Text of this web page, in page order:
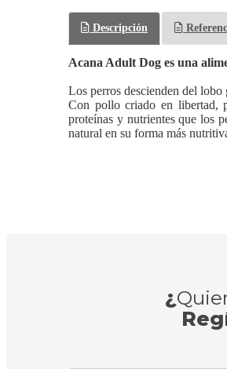
Descripción
Acana Adult Dog es una
Los perros descienden del lobo
Con pollo criado en libertad,
proteínas y nutrientes que los
natural en su forma más
¿